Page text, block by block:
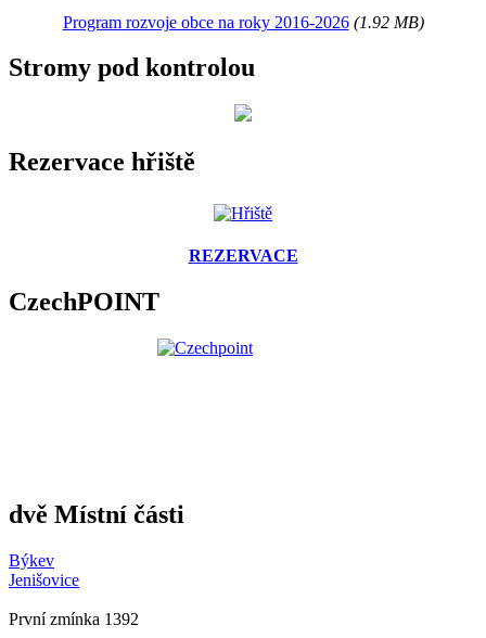
Program rozvoje obce na roky 2016-2026(1.92 MB)
Stromy pod kontrolou
Rezervace hřiště
REZERVACE
CzechPOINT
dvě Místní části
Býkev
Jenišovice
První zmínka 1392